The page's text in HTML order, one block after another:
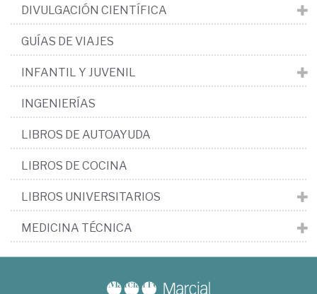
DIVULGACIÓN CIENTÍFICA
GUÍAS DE VIAJES
INFANTIL Y JUVENIL
INGENIERÍAS
LIBROS DE AUTOAYUDA
LIBROS DE COCINA
LIBROS UNIVERSITARIOS
MEDICINA TÉCNICA